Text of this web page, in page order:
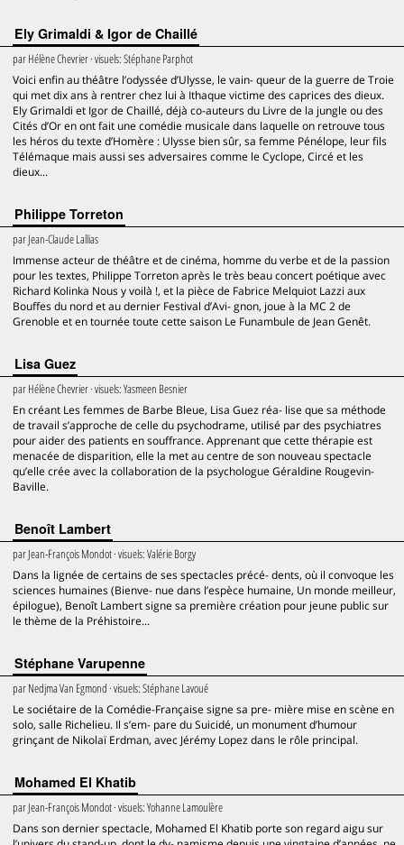
Ely Grimaldi & Igor de Chaillé
parHélène Chevrier· visuels:Stéphane Parphot
Voici enfin au théâtre l’odyssée d’Ulysse, le vain- queur de la guerre de Troie
qui met dix ans à rentrer chez lui à Ithaque victime des caprices des dieux.
Ely Grimaldi et Igor de Chaillé, déjà co-auteurs du Livre de la jungle ou des
Cités d’Or en ont fait une comédie musicale dans laquelle on retrouve tous
les héros du texte d’Homère : Ulysse bien sûr, sa femme Pénélope, leur fils
Télémaque mais aussi ses adversaires comme le Cyclope, Circé et les
dieux...
Philippe Torreton
parJean-Claude Lallias
Immense acteur de théâtre et de cinéma, homme du verbe et de la passion
pour les textes, Philippe Torreton après le très beau concert poétique avec
Richard Kolinka Nous y voilà !, et la pièce de Fabrice Melquiot Lazzi aux
Bouffes du nord et au dernier Festival d’Avi- gnon, joue à la MC 2 de
Grenoble et en tournée toute cette saison Le Funambule de Jean Genêt.
Lisa Guez
parHélène Chevrier· visuels:Yasmeen Besnier
En créant Les femmes de Barbe Bleue, Lisa Guez réa- lise que sa méthode
de travail s’approche de celle du psychodrame, utilisé par des psychiatres
pour aider des patients en souffrance. Apprenant que cette thérapie est
menacée de disparition, elle la met au centre de son nouveau spectacle
qu’elle crée avec la collaboration de la psychologue Géraldine Rougevin-
Baville.
Benoît Lambert
parJean-François Mondot· visuels:Valérie Borgy
Dans la lignée de certains de ses spectacles précé- dents, où il convoque les
sciences humaines (Bienve- nue dans l’espèce humaine, Un monde meilleur,
épilogue), Benoît Lambert signe sa première création pour jeune public sur
le thème de la Préhistoire...
Stéphane Varupenne
parNedjma Van Egmond · visuels:Stéphane Lavoué
Le sociétaire de la Comédie-Française signe sa pre- mière mise en scène en
solo, salle Richelieu. Il s’em- pare du Suicidé, un monument d’humour
grinçant de Nikolaï Erdman, avec Jérémy Lopez dans le rôle principal.
Mohamed El Khatib
parJean-François Mondot· visuels:Yohanne Lamoulère
Dans son dernier spectacle, Mohamed El Khatib porte son regard aigu sur